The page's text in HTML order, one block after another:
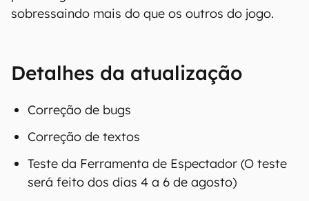
sobressaindo mais do que os outros do jogo.
Detalhes da atualização
Correção de bugs
Correção de textos
Teste da Ferramenta de Espectador (O teste
será feito dos dias 4 a 6 de agosto)